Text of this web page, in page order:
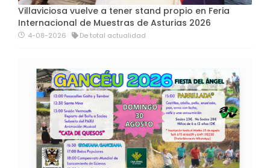
Villaviciosa vuelve a tener stand propio en Feria
Internacional de Muestras de Asturias 2026
4-08-2026 De total actualidad